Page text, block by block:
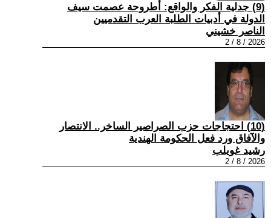
(9) جدلية الفكر والواقع: أطروحة عصمت سيف
الدولة في أدبيات الطلبة العرب التقدميين
الناصر خشيني
2026 / 8 / 2
(10) احتجاجات حزب الصراصير الساخر.. الانتصار
والآفاق ورد فعل الحكومة الهندية
رشيد غويلب
2026 / 8 / 2